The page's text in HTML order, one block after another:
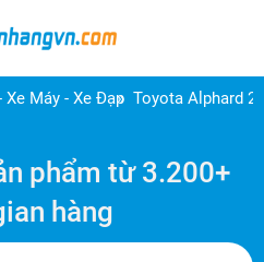
Xe Máy - Xe Đạp Toyota Alphard
phẩm từ 3.200+
hàng